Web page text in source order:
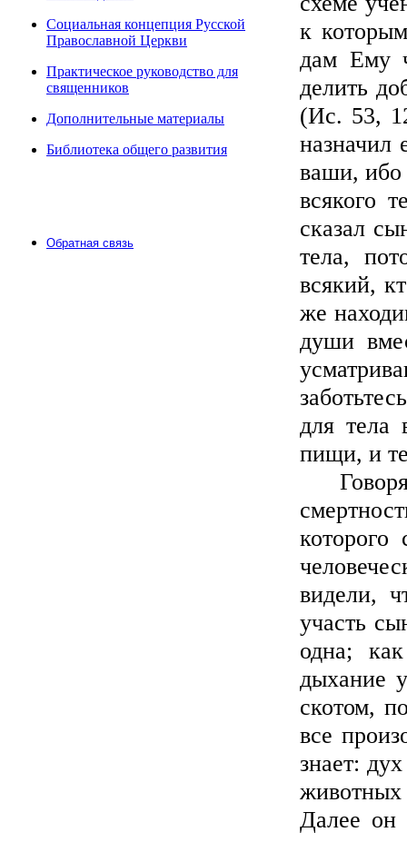
Социальная концепция Русской
Православной Церкви
Практическое руководство для
священников
Дополнительные материалы
Библиотека общего развития
Обратная связь
к
дам Ему
делить
(Ис. 53,
назначил
ваши,
всякого
сказал
тела,
всякий,
же
души
для тела
пищи, и
Говоря
видели,
участь
одна;
дыхание
скотом,
все
знает:
Далее он